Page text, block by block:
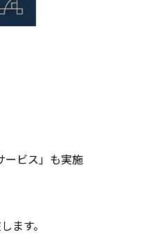
ービス」も実施
ます。